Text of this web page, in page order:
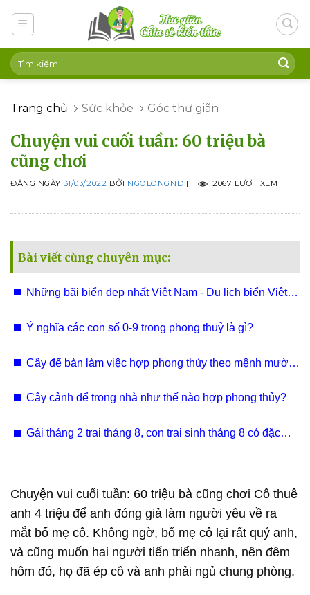
Trang chủ Sức khỏe Góc thư giãn
Chuyện vui cuối tuần: 60 triệu bà
cũng chơi
ĐĂNG NGÀY 31/03/2022 BỞI NGOLONGND | 2067 LƯỢT XEM
Bài viết cùng chuyên mục:
Những bãi biển đẹp nhất Việt Nam - Du lịch biển Việt
Ý nghĩa các con số 0-9 trong phong thuỷ là gì?
Cây để bàn làm việc hợp phong thủy theo mệnh mười
Cây cảnh để trong nhà như thế nào hợp phong thủy?
Gái tháng 2 trai tháng 8, con trai sinh tháng 8 có đặc
Chuyện vui cuối tuần: 60 triệu bà cũng chơi Cô thuê
anh 4 triệu để anh đóng giả làm người yêu về ra
mắt bố mẹ cô. Không ngờ, bố mẹ cô lại rất quý anh,
và cũng muốn hai người tiến triển nhanh, nên đêm
hôm đó, họ đã ép cô và anh phải ngủ chung phòng.